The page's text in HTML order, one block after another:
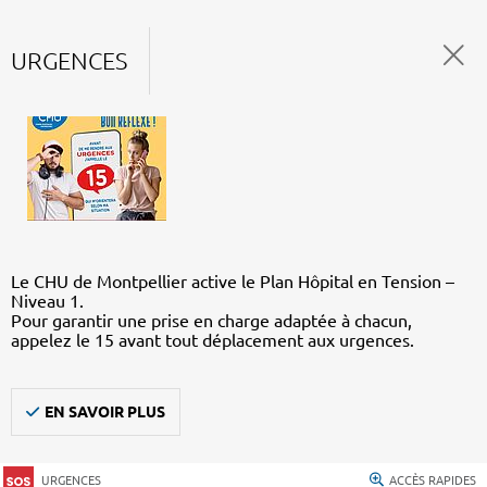
URGENCES
Le CHU de Montpellier active le Plan Hôpital en Tension –
Niveau 1.
Pour garantir une prise en charge adaptée à chacun,
appelez le 15 avant tout déplacement aux urgences.
EN SAVOIR PLUS
URGENCES ACCÈS RAPIDES